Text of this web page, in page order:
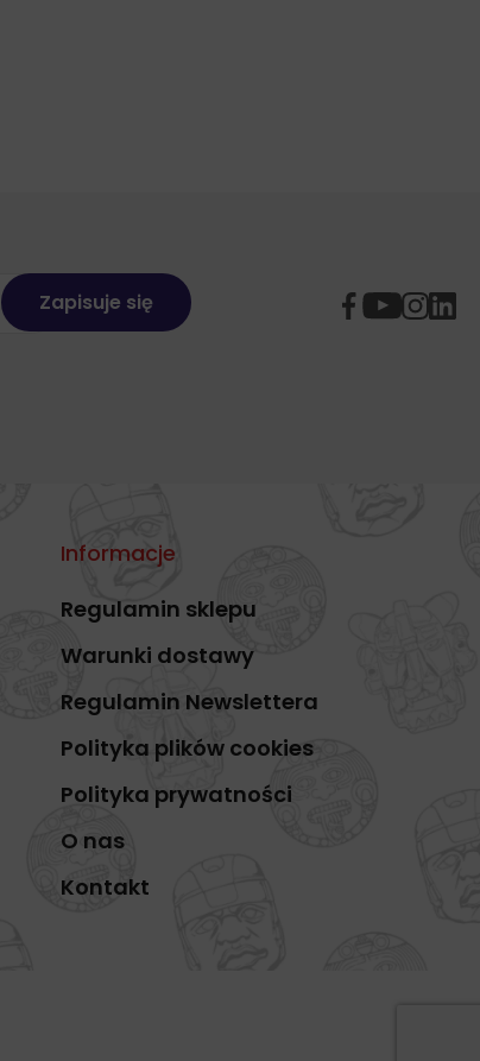
Informacje
Regulamin sklepu
Warunki dostawy
Regulamin Newslettera
Polityka plików cookies
Polityka prywatności
O nas
Kontakt